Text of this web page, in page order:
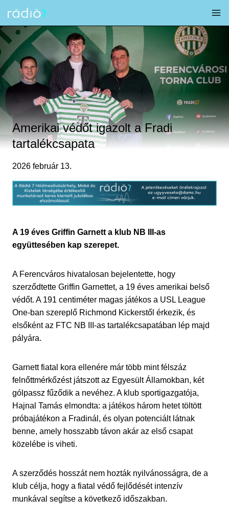
content
Amerikai védőt igazolt a Fradi
tartalékcsapata
2026 február 13.
A 19 éves Griffin Garnett a klub NB III-as
együttesében kap szerepet.
A Ferencváros hivatalosan bejelentette, hogy
szerződtette Griffin Garnettet, a 19 éves amerikai belső
védőt. A 191 centiméter magas játékos a USL League
One-ban szereplő Richmond Kickerstől érkezik, és
elsőként az FTC NB III-as tartalékcsapatában lép majd
pályára.
Garnett fiatal kora ellenére már több mint félszáz
felnőttmérkőzést játszott az Egyesült Államokban, két
gólpassz fűződik a nevéhez. A klub sportigazgatója,
Hajnal Tamás elmondta: a játékos három hetet töltött
próbajátékon a Fradinál, és olyan potenciált látnak
benne, amely hosszabb távon akár az első csapat
közelébe is viheti.
A szerződés hosszát nem hozták nyilvánosságra, de a
klub célja, hogy a fiatal védő fejlődését intenzív
munkával segítse a következő időszakban.